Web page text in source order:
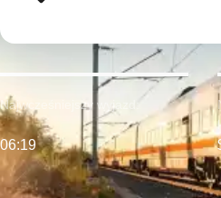
Najwcześniejszy wyjazd:
06:19